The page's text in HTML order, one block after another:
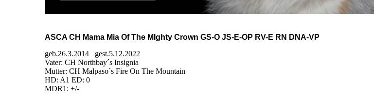
ASCA CH Mama Mia Of The MIghty Crown GS-O JS-E-OP RV-E RN DNA-VP
geb.26.3.2014 gest.5.12.2022
Vater: CH Northbay´s Insignia
Mutter: CH Malpaso´s Fire On The Mountain
HD: A1 ED: 0
MDR1: +/-